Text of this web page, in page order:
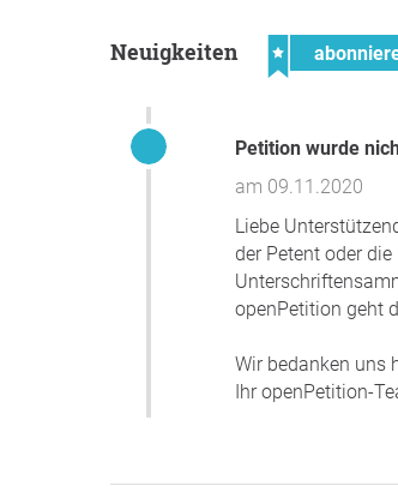
Neuigkeiten
Petition wurde
am 09.11.2020
Liebe
der Petent oder
openPetition geht
Wir bedanken uns
Ihr openPetition-